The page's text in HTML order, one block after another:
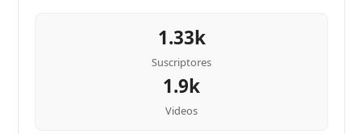
1.33k
Suscriptores
1.9k
Videos